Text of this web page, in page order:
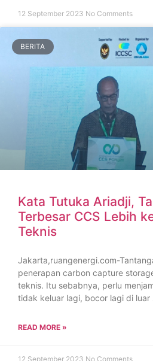
12 September 2023 No Comments
BERITA
Kata Tutuka Ariadji,
Terbesar CCS Lebih
Teknis
Jakarta,ruangenergi.com-
penerapan carbon capture
teknis. Itu sebabnya, perlu
tidak keluar lagi, bocor lagi di luar
READ MORE »
12 September 2023 No Comments